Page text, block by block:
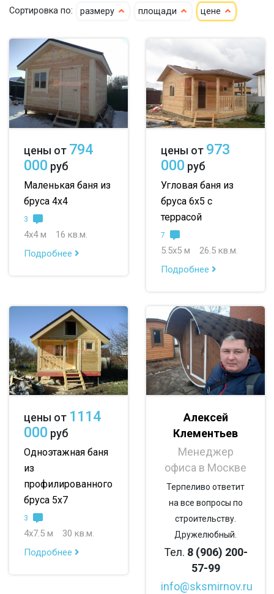
клееный кедр
сухой кедр
профилированный
100х150
150х150
150х200
5х5 5х6 5х7
7х8 7х10 8х8
8х9 большие
небольшие
маленькие
до 150 м
до 200 м
По опциям:
с котельной с панорамными окнами
со вторым светом с санузлом с ванной
с туалетом с гостевой комнатой
с беседкой с двумя входами
с навесом для авто
Сортировка по: размеру площади цене
цены от 794
000 руб
Маленькая баня из
бруса 4х4
3
4х4 м
16 кв.м.
Подробнее
цены от 973
000 руб
Угловая баня из
бруса 6х5 с
террасой
7
5.5х5 м
26.5 кв.м.
Подробнее
цены от 1114
000 руб
Одноэтажная баня
из
профилированного
бруса 5х7
3
4х7.5 м
30 кв.м.
Подробнее
Алексей
Клементьев
Менеджер
офиса в Москве
Терпеливо ответит
на все вопросы по
строительству.
Дружелюбный.
Тел. 8 (906) 200-
57-99
info@sksmirnov.ru